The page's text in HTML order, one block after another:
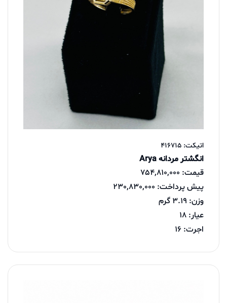
اتیکت: 416715
انگشتر مردانه Arya
قیمت: 754,810,000
پیش پرداخت: 230,830,000
وزن: 3.19 گرم
عیار: 18
اجرت: 16